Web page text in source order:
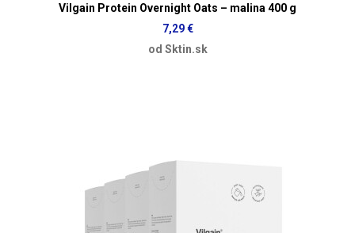
Vilgain Protein Overnight Oats – malina 400 g
7,29 €
od Sktin.sk